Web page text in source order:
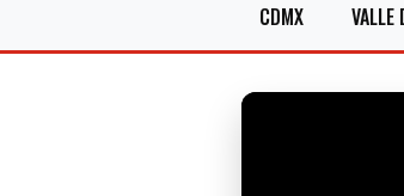
CDMX VALLE